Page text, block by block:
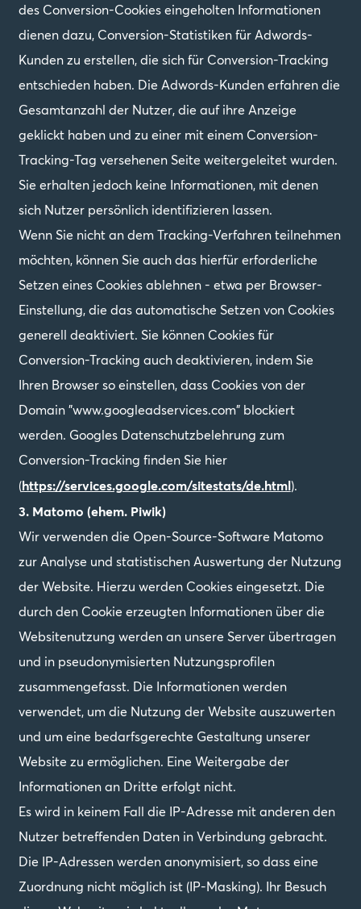
des Conversion-Cookies eingeholten Informationen
dienen dazu, Conversion-Statistiken für Adwords-
Kunden zu erstellen, die sich für Conversion-Tracking
entschieden haben. Die Adwords-Kunden erfahren die
Gesamtanzahl der Nutzer, die auf ihre Anzeige
geklickt haben und zu einer mit einem Conversion-
Tracking-Tag versehenen Seite weitergeleitet wurden.
Sie erhalten jedoch keine Informationen, mit denen
sich Nutzer persönlich identifizieren lassen.
Wenn Sie nicht an dem Tracking-Verfahren teilnehmen
möchten, können Sie auch das hierfür erforderliche
Setzen eines Cookies ablehnen - etwa per Browser-
Einstellung, die das automatische Setzen von Cookies
generell deaktiviert. Sie können Cookies für
Conversion-Tracking auch deaktivieren, indem Sie
Ihren Browser so einstellen, dass Cookies von der
Domain "www.googleadservices.com" blockiert
werden. Googles Datenschutzbelehrung zum
Conversion-Tracking finden Sie hier
(https://services.google.com/sitestats/de.html).
3. Matomo (ehem. Piwik)
Wir verwenden die Open-Source-Software Matomo
zur Analyse und statistischen Auswertung der Nutzung
der Website. Hierzu werden Cookies eingesetzt. Die
durch den Cookie erzeugten Informationen über die
Websitenutzung werden an unsere Server übertragen
und in pseudonymisierten Nutzungsprofilen
zusammengefasst. Die Informationen werden
verwendet, um die Nutzung der Website auszuwerten
und um eine bedarfsgerechte Gestaltung unserer
Website zu ermöglichen. Eine Weitergabe der
Informationen an Dritte erfolgt nicht.
Es wird in keinem Fall die IP-Adresse mit anderen den
Nutzer betreffenden Daten in Verbindung gebracht.
Die IP-Adressen werden anonymisiert, so dass eine
Zuordnung nicht möglich ist (IP-Masking). Ihr Besuch